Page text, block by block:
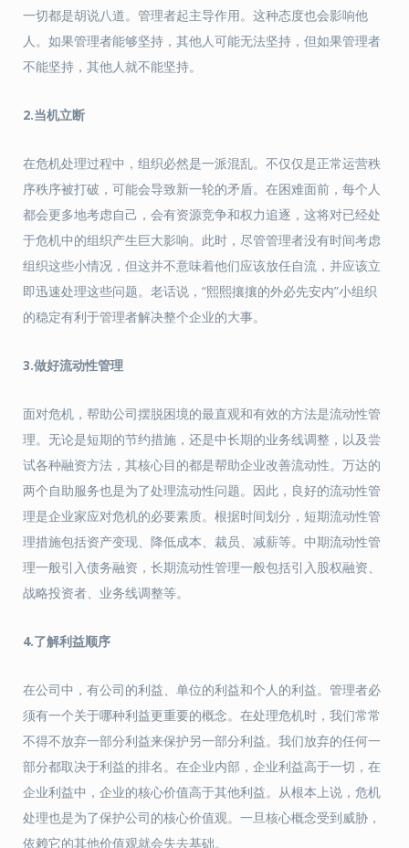
一切都是胡说八道。管理者起主导作用。这种态度也会影响他
人。如果管理者能够坚持，其他人可能无法坚持，但如果管理者
不能坚持，其他人就不能坚持。
2.当机立断
在危机处理过程中，组织必然是一派混乱。不仅仅是正常运营秩
序秩序被打破，可能会导致新一轮的矛盾。在困难面前，每个人
都会更多地考虑自己，会有资源竞争和权力追逐，这将对已经处
于危机中的组织产生巨大影响。此时，尽管管理者没有时间考虑
组织这些小情况，但这并不意味着他们应该放任自流，并应该立
即迅速处理这些问题。老话说，“熙熙攘攘的外必先安内”小组织
的稳定有利于管理者解决整个企业的大事。
3.做好流动性管理
面对危机，帮助公司摆脱困境的最直观和有效的方法是流动性管
理。无论是短期的节约措施，还是中长期的业务线调整，以及尝
试各种融资方法，其核心目的都是帮助企业改善流动性。万达的
两个自助服务也是为了处理流动性问题。因此，良好的流动性管
理是企业家应对危机的必要素质。根据时间划分，短期流动性管
理措施包括资产变现、降低成本、裁员、减薪等。中期流动性管
理一般引入债务融资，长期流动性管理一般包括引入股权融资、
战略投资者、业务线调整等。
4.了解利益顺序
在公司中，有公司的利益、单位的利益和个人的利益。管理者必
须有一个关于哪种利益更重要的概念。在处理危机时，我们常常
不得不放弃一部分利益来保护另一部分利益。我们放弃的任何一
部分都取决于利益的排名。在企业内部，企业利益高于一切，在
企业利益中，企业的核心价值高于其他利益。从根本上说，危机
处理也是为了保护公司的核心价值观。一旦核心概念受到威胁，
依赖它的其他价值观就会失去基础。